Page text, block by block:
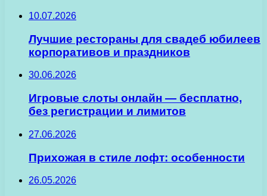
10.07.2026
Лучшие рестораны для свадеб юбилеев
корпоративов и праздников
30.06.2026
Игровые слоты онлайн — бесплатно,
без регистрации и лимитов
27.06.2026
Прихожая в стиле лофт: особенности
26.05.2026